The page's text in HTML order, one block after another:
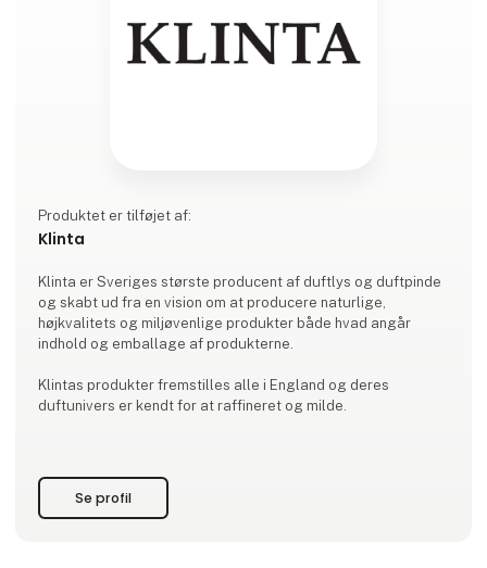
Produktet er tilføjet af:
Klinta
Klinta er Sveriges største producent af duftlys og duftpinde
og skabt ud fra en vision om at producere naturlige,
højkvalitets og miljøvenlige produkter både hvad angår
indhold og emballage af produkterne.
Klintas produkter fremstilles alle i England og deres
duftunivers er kendt for at raffineret og milde.
Se profil